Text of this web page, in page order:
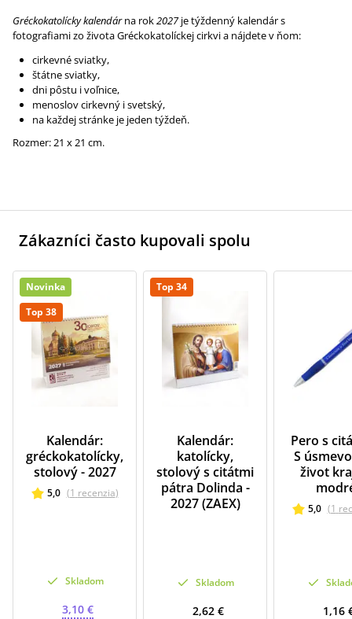
Gréckokatolícky kalendárna rok2027je týždenný kalendár s
fotografiami zo života Gréckokatolíckej cirkvi a nájdete v ňom:
cirkevné sviatky,
štátne sviatky,
dni pôstu i voľnice,
menoslov cirkevný i svetský,
na každej stránke je jeden týždeň.
Rozmer: 21 x 21 cm.
Zákazníci často kupovali spolu
Novinka
Top 38
Kalendár:
gréckokatolícky,
stolový - 2027
5,0 (1 recenzia)
Skladom
3,10 €
Top 34
Kalendár:
katolícky,
stolový s citátmi
pátra Dolinda -
2027 (ZAEX)
Skladom
2,62 €
Pero s
S
život
5,0 (1
1,16